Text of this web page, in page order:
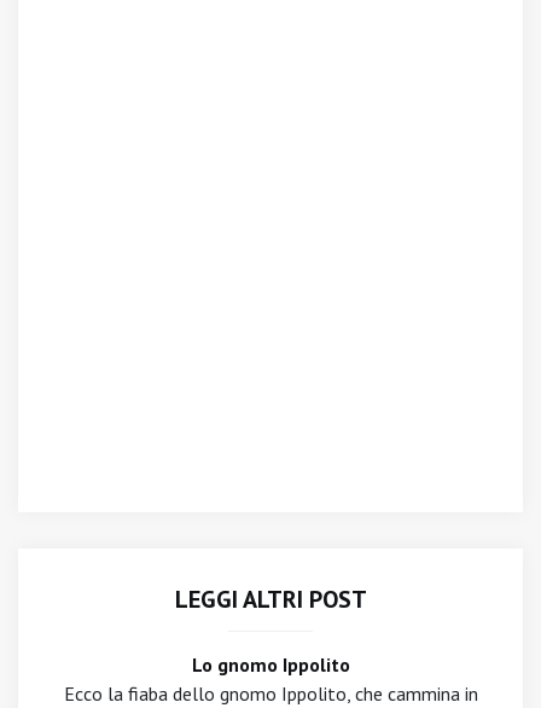
LEGGI ALTRI POST
Lo gnomo Ippolito
Ecco la fiaba dello gnomo Ippolito, che cammina in